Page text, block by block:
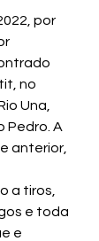
por
no
Una,
Pedro. A
anterior,
a tiros,
e toda
e